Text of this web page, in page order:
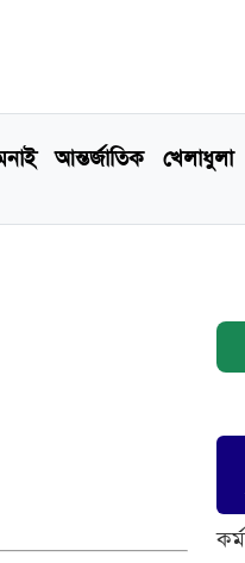
আন্তর্জাতিক খেলাধুলা